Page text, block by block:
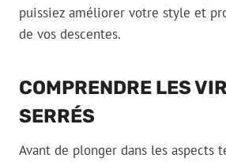
puissiez améliorer votre style et
de vos descentes.
COMPRENDRE LES
SERRÉS
Avant de plonger dans les aspects